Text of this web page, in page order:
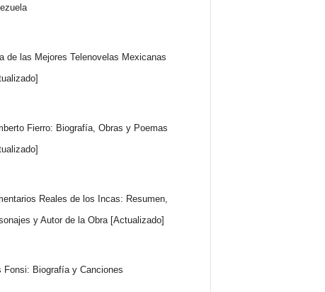
de las Mejores Telenovelas Mexicanas
Fierro: Biografía, Obras y Poemas
Reales de los Incas: Resumen,
y Autor de la Obra [Actualizado]
Fonsi: Biografía y Canciones